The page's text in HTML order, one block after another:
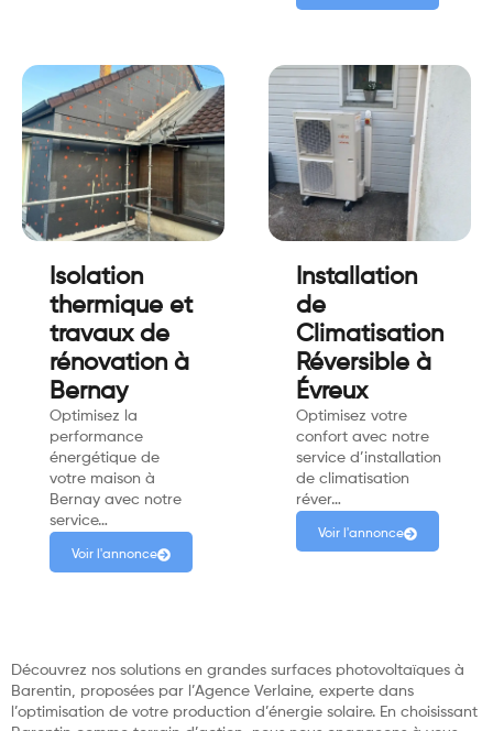
Isolation
thermique et
travaux de
rénovation à
Bernay
Optimisez la
performance
énergétique de
votre maison à
Bernay avec notre
service…
Voir l'annonce
Installation
de
Climatisation
Réversible à
Évreux
Optimisez votre
confort avec notre
service d’installation
de climatisation
réver…
Voir l'annonce
Découvrez nos solutions en grandes surfaces photovoltaïques à
Barentin, proposées par l’Agence Verlaine, experte dans
l’optimisation de votre production d’énergie solaire. En choisissant